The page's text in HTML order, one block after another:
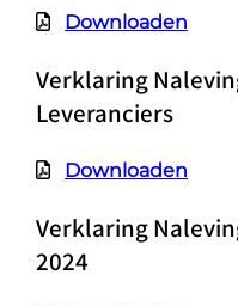
Downloaden
Verklaring
Leveranciers
Downloaden
Verklaring
2024